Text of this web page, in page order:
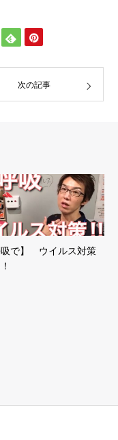
次の記事
吸で】 ウイルス対策